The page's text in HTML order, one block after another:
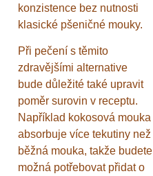
konzistence bez nutnosti
klasické pšeničné mouky.
Při pečení s těmito
zdravějšími alternative
bude důležité také upravit
poměr surovin v receptu.
Například kokosová mouka
absorbuje více tekutiny než
běžná mouka, takže budete
možná potřebovat přidat o